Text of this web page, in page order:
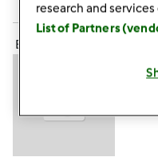
ElaK (niezweryfikowany)
research and
List of Partners